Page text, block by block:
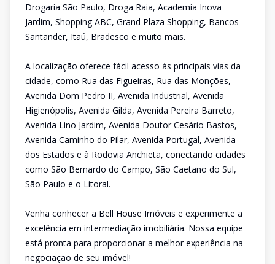
Drogaria São Paulo, Droga Raia, Academia Inova
Jardim, Shopping ABC, Grand Plaza Shopping, Bancos
Santander, Itaú, Bradesco e muito mais.
A localização oferece fácil acesso às principais vias da
cidade, como Rua das Figueiras, Rua das Monções,
Avenida Dom Pedro II, Avenida Industrial, Avenida
Higienópolis, Avenida Gilda, Avenida Pereira Barreto,
Avenida Lino Jardim, Avenida Doutor Cesário Bastos,
Avenida Caminho do Pilar, Avenida Portugal, Avenida
dos Estados e à Rodovia Anchieta, conectando cidades
como São Bernardo do Campo, São Caetano do Sul,
São Paulo e o Litoral.
Venha conhecer a Bell House Imóveis e experimente a
excelência em intermediação imobiliária. Nossa equipe
está pronta para proporcionar a melhor experiência na
negociação de seu imóvel!